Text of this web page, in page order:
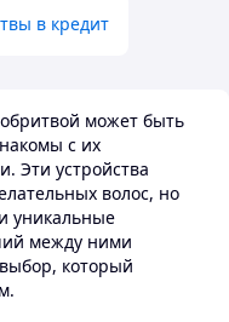
может быть
с их
Эти устройства
волос, но
уникальные
между ними
который
в кредит